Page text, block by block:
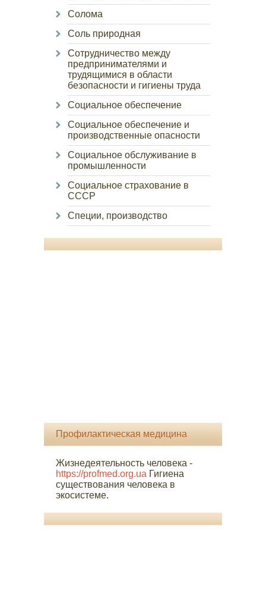
Солома
Соль природная
Сотрудничество между
предпринимателями и
трудящимися в области
безопасности и гигиены труда
Социальное обеспечение
Социальное обеспечение и
производственные опасности
Социальное обслуживание в
промышленности
Социальное страхование в
СССР
Специи, производство
Профилактическая медицина
Жизнедеятельность человека -
https://profmed.org.ua Гигиена
существования человека в
экосистеме.